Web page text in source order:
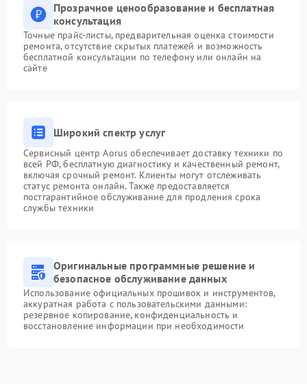
Прозрачное ценообразование и бесплатная
консультация
Точные прайс-листы, предварительная оценка стоимости
ремонта, отсутствие скрытых платежей и возможность
бесплатной консультации по телефону или онлайн на
сайте
Широкий спектр услуг
Сервисный центр Aorus обеспечивает доставку техники по
всей РФ, бесплатную диагностику и качественный ремонт,
включая срочный ремонт. Клиенты могут отслеживать
статус ремонта онлайн. Также предоставляется
постгарантийное обслуживание для продления срока
службы техники
Оригинальные программные решение и
безопасное обслуживание данных
Использование официальных прошивок и инструментов,
аккуратная работа с пользовательскими данными:
резервное копирование, конфиденциальность и
восстановление информации при необходимости